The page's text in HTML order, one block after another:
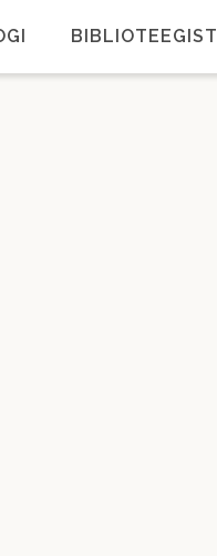
BIBLIOTEEGIST